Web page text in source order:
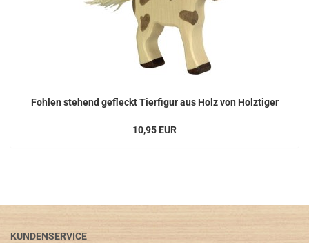
Fohlen stehend gefleckt Tierfigur aus Holz von Holztiger
10,95 EUR
KUNDENSERVICE